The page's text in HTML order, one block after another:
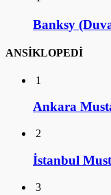
Banksy
ANSİKLOPEDİ
1
Ankara
2
İstanbul
3